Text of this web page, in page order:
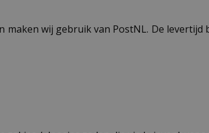
wij gebruik van PostNL. De